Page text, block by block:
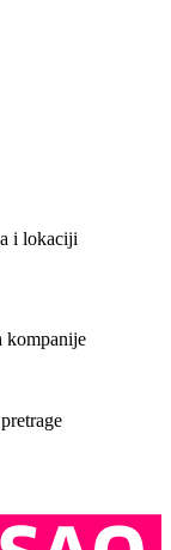
i lokaciji
kompanije